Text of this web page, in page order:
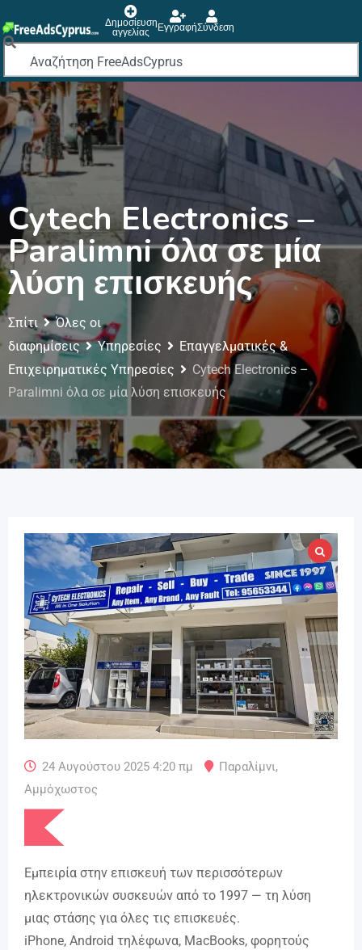
Δημοσίευση
αγγελίας
ΕγγραφήΣύνδεση
Cytech Electronics –
Paralimni όλα σε μία
λύση επισκευής
Σπίτι
Όλες οι
διαφημίσεις
Υπηρεσίες
Επαγγελματικές &
Επιχειρηματικές Υπηρεσίες
Cytech Electronics –
Paralimni όλα σε μία λύση επισκευής
24 Αυγούστου 2025 4:20 πμ Παραλίμνι,
Αμμόχωστος
Εμπειρία στην επισκευή των περισσότερων
ηλεκτρονικών συσκευών από το 1997 — τη λύση
μιας στάσης για όλες τις επισκευές.
iPhone, Android τηλέφωνα, MacBooks, φορητούς